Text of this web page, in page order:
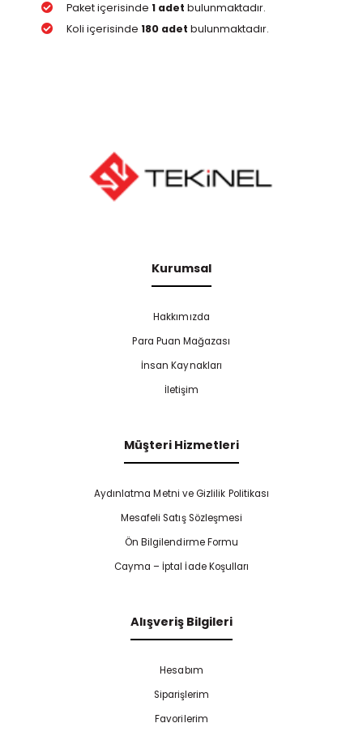
Paket içerisinde 1 adet bulunmaktadır.
Koli içerisinde 180 adet bulunmaktadır.
Kurumsal
Hakkımızda
Para Puan Mağazası
İnsan Kaynakları
İletişim
Müşteri Hizmetleri
Aydınlatma Metni ve Gizlilik Politikası
Mesafeli Satış Sözleşmesi
Ön Bilgilendirme Formu
Cayma – İptal İade Koşulları
Alışveriş Bilgileri
Hesabım
Siparişlerim
Favorilerim